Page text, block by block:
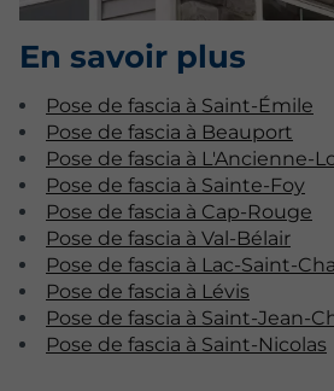
En savoir plus
Pose de fascia à Saint-Émile
Pose de fascia à Beauport
Pose de fascia à L'Ancienne-
Pose de fascia à Sainte-Foy
Pose de fascia à Cap-Rouge
Pose de fascia à Val-Bélair
Pose de fascia à Lac-Saint-
Pose de fascia à Lévis
Pose de fascia à Saint-Jean-
Pose de fascia à Saint-Nicolas